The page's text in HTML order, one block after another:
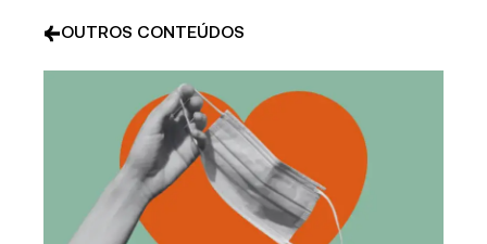
OUTROS CONTEÚDOS